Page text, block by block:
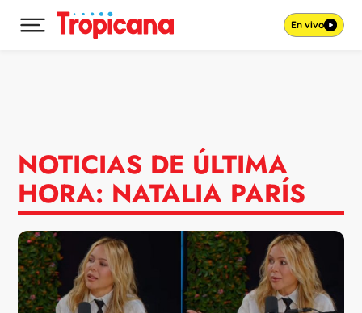
Desplegar menú principal En vivo
NOTICIAS DE ÚLTIMA
HORA: NATALIA PARÍS